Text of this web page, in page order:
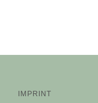
IMPRINT